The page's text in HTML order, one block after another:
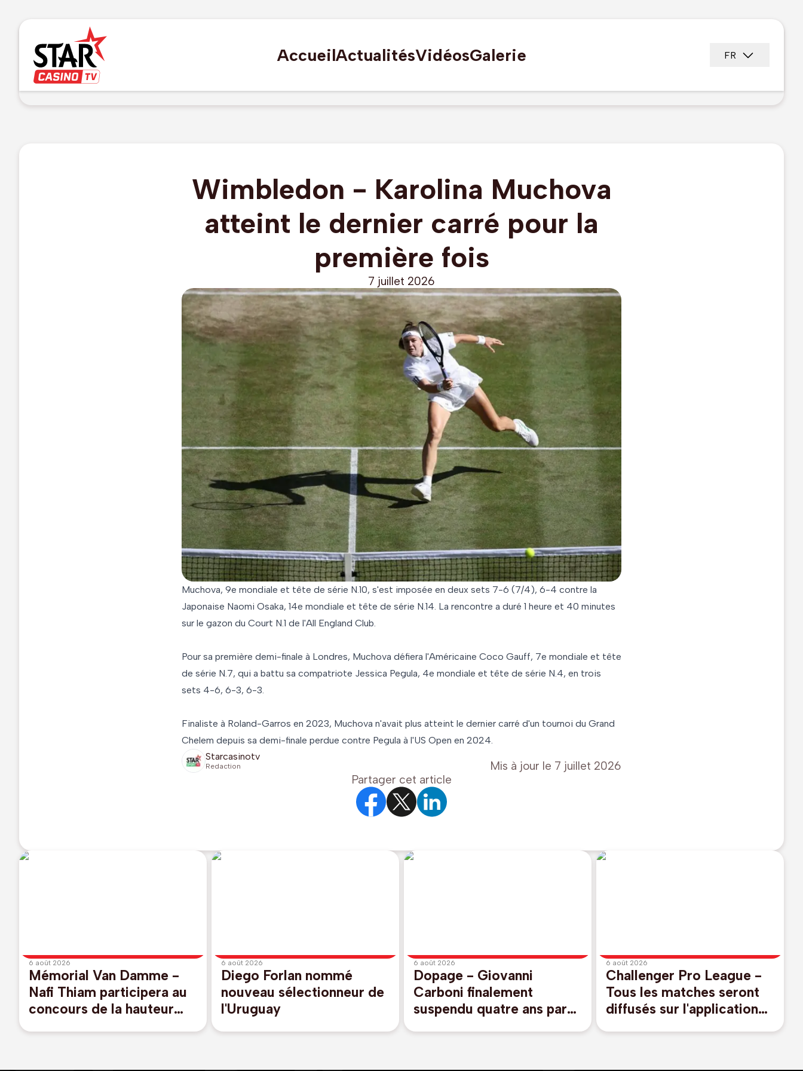
AccueilActualitésVidéosGalerie FR
Wimbledon - Karolina Muchova
atteint le dernier carré pour la
première fois
7 juillet 2026
Muchova, 9e mondiale et tête de série N.10, s'est imposée en deux sets 7-6 (7/4), 6-4 contre la
Japonaise Naomi Osaka, 14e mondiale et tête de série N.14. La rencontre a duré 1 heure et 40 minutes
sur le gazon du Court N.1 de l'All England Club.
Pour sa première demi-finale à Londres, Muchova défiera l'Américaine Coco Gauff, 7e mondiale et tête
de série N.7, qui a battu sa compatriote Jessica Pegula, 4e mondiale et tête de série N.4, en trois
sets 4-6, 6-3, 6-3.
Finaliste à Roland-Garros en 2023, Muchova n'avait plus atteint le dernier carré d'un tournoi du Grand
Chelem depuis sa demi-finale perdue contre Pegula à l'US Open en 2024.
Starcasinotv
Redaction Mis à jour le 7 juillet 2026
Partager cet article
6 août 2026
Mémorial Van Damme -
Nafi Thiam participera au
concours de la hauteur
6 août 2026
Diego Forlan nommé
nouveau sélectionneur de
l'Uruguay
6 août 2026
Dopage - Giovanni
Carboni finalement
suspendu quatre ans par
6 août 2026
Challenger Pro League -
Tous les matches seront
diffusés sur l'application